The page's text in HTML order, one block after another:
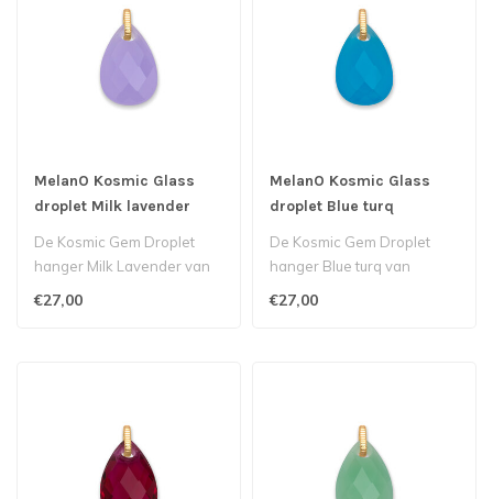
MelanO Kosmic Glass
droplet Milk lavender
De Kosmic Gem Droplet
hanger Milk Lavender van
€27,00
MelanO Kosmic Glass
droplet Blue turq
De Kosmic Gem Droplet
hanger Blue turq van
€27,00